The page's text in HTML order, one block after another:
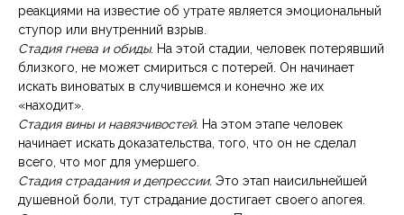
реакциями на известие об утрате является эмоциональный
ступор или внутренний взрыв.
Стадия гнева и обиды. На этой стадии, человек потерявший
близкого, не может смириться с потерей. Он начинает
искать виноватых в случившемся и конечно же их
«находит».
Стадия вины и навязчивостей. На этом этапе человек
начинает искать доказательства, того, что он не сделал
всего, что мог для умершего.
Стадия страдания и депрессии. Это этап наисильнейшей
душевной боли, тут страдание достигает своего апогея.